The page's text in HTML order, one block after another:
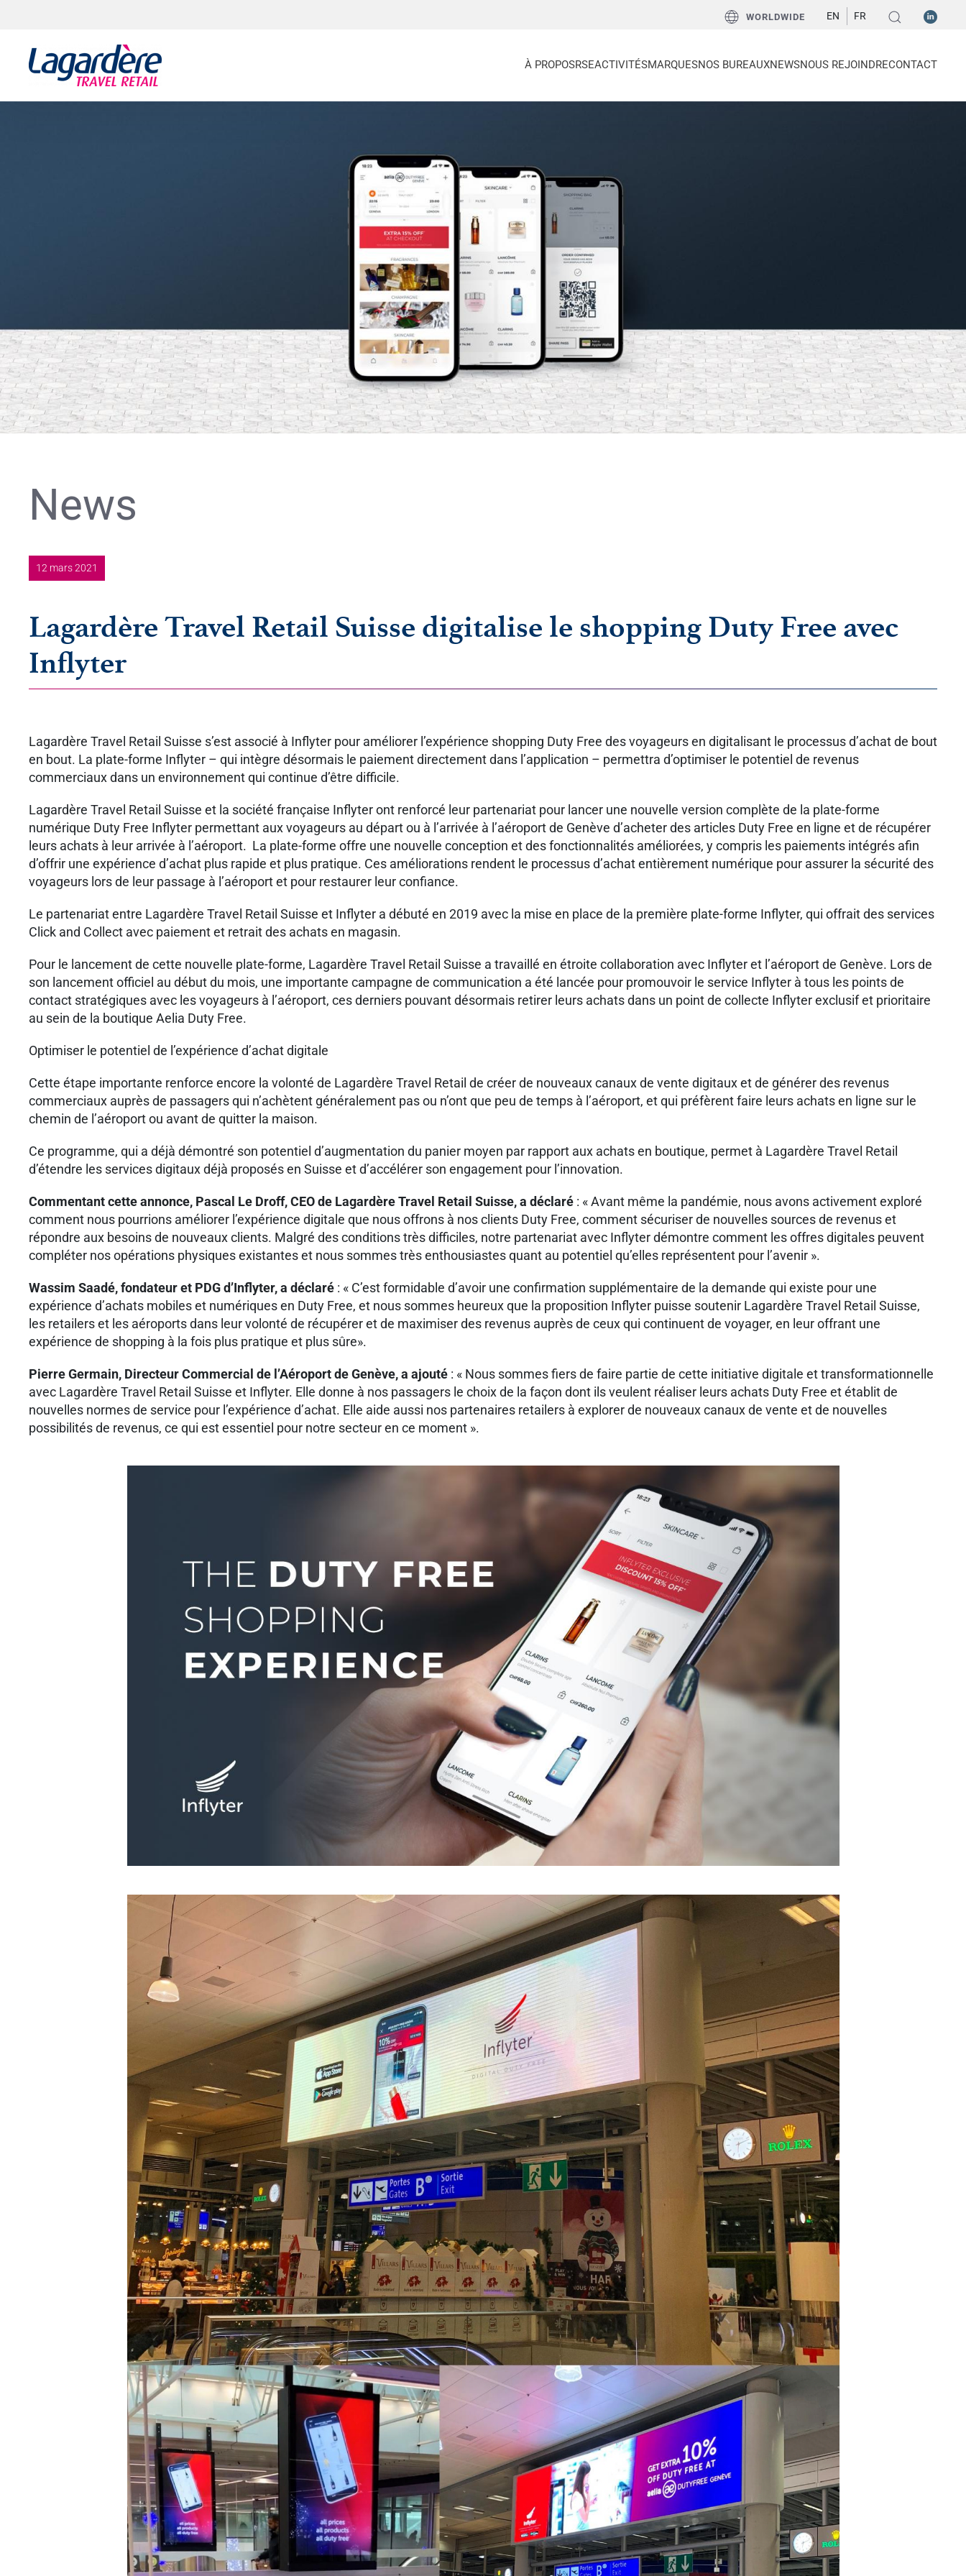
Aller au pied de page
WORLDWIDE EN FR
À PROPOSRSEACTIVITÉSMARQUESNOS BUREAUXNEWSNOUS REJOINDRECONTACT
News
12 mars 2021
Lagardère Travel Retail Suisse digitalise le shopping Duty Free avec
Inflyter
Lagardère Travel Retail Suisse s’est associé à Inflyter pour améliorer l’expérience shopping Duty Free des voyageurs en digitalisant le processus d’achat de bout
en bout. La plate-forme Inflyter – qui intègre désormais le paiement directement dans l’application – permettra d’optimiser le potentiel de revenus
commerciaux dans un environnement qui continue d’être difficile.
Lagardère Travel Retail Suisse et la société française Inflyter ont renforcé leur partenariat pour lancer une nouvelle version complète de la plate-forme
numérique Duty Free Inflyter permettant aux voyageurs au départ ou à l’arrivée à l’aéroport de Genève d’acheter des articles Duty Free en ligne et de récupérer
leurs achats à leur arrivée à l’aéroport. La plate-forme offre une nouvelle conception et des fonctionnalités améliorées, y compris les paiements intégrés afin
d’offrir une expérience d’achat plus rapide et plus pratique. Ces améliorations rendent le processus d’achat entièrement numérique pour assurer la sécurité des
voyageurs lors de leur passage à l’aéroport et pour restaurer leur confiance.
Le partenariat entre Lagardère Travel Retail Suisse et Inflyter a débuté en 2019 avec la mise en place de la première plate-forme Inflyter, qui offrait des services
Click and Collect avec paiement et retrait des achats en magasin.
Pour le lancement de cette nouvelle plate-forme, Lagardère Travel Retail Suisse a travaillé en étroite collaboration avec Inflyter et l’aéroport de Genève. Lors de
son lancement officiel au début du mois, une importante campagne de communication a été lancée pour promouvoir le service Inflyter à tous les points de
contact stratégiques avec les voyageurs à l’aéroport, ces derniers pouvant désormais retirer leurs achats dans un point de collecte Inflyter exclusif et prioritaire
au sein de la boutique Aelia Duty Free.
Optimiser le potentiel de l’expérience d’achat digitale
Cette étape importante renforce encore la volonté de Lagardère Travel Retail de créer de nouveaux canaux de vente digitaux et de générer des revenus
commerciaux auprès de passagers qui n’achètent généralement pas ou n’ont que peu de temps à l’aéroport, et qui préfèrent faire leurs achats en ligne sur le
chemin de l’aéroport ou avant de quitter la maison.
Ce programme, qui a déjà démontré son potentiel d’augmentation du panier moyen par rapport aux achats en boutique, permet à Lagardère Travel Retail
d’étendre les services digitaux déjà proposés en Suisse et d’accélérer son engagement pour l’innovation.
Commentant cette annonce, Pascal Le Droff, CEO de Lagardère Travel Retail Suisse, a déclaré : « Avant même la pandémie, nous avons activement exploré
comment nous pourrions améliorer l’expérience digitale que nous offrons à nos clients Duty Free, comment sécuriser de nouvelles sources de revenus et
répondre aux besoins de nouveaux clients. Malgré des conditions très difficiles, notre partenariat avec Inflyter démontre comment les offres digitales peuvent
compléter nos opérations physiques existantes et nous sommes très enthousiastes quant au potentiel qu’elles représentent pour l’avenir ».
Wassim Saadé, fondateur et PDG d’Inflyter, a déclaré : « C’est formidable d’avoir une confirmation supplémentaire de la demande qui existe pour une
expérience d’achats mobiles et numériques en Duty Free, et nous sommes heureux que la proposition Inflyter puisse soutenir Lagardère Travel Retail Suisse,
les retailers et les aéroports dans leur volonté de récupérer et de maximiser des revenus auprès de ceux qui continuent de voyager, en leur offrant une
expérience de shopping à la fois plus pratique et plus sûre».
Pierre Germain, Directeur Commercial de l’Aéroport de Genève, a ajouté : « Nous sommes fiers de faire partie de cette initiative digitale et transformationnelle
avec Lagardère Travel Retail Suisse et Inflyter. Elle donne à nos passagers le choix de la façon dont ils veulent réaliser leurs achats Duty Free et établit de
nouvelles normes de service pour l’expérience d’achat. Elle aide aussi nos partenaires retailers à explorer de nouveaux canaux de vente et de nouvelles
possibilités de revenus, ce qui est essentiel pour notre secteur en ce moment ».